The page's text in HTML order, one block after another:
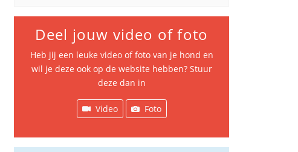
Deel jouw video of foto
Heb jij een leuke video of foto van je hond en
wil je deze ook op de website hebben? Stuur
deze dan in
Video Foto